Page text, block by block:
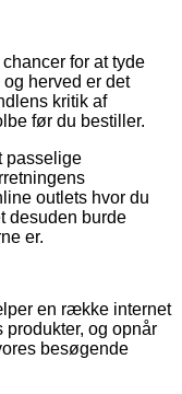
for at tyde
herved er det
kritik af
før du bestiller.
passelige
outlets hvor du
desuden burde
er.
en række internet
produkter, og opnår
besøgende